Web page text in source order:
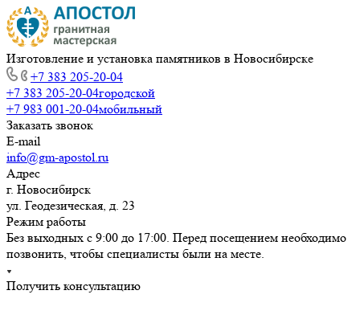
Изготовление и установка памятников в Новосибирске
+7 383 205-20-04
+7 383 205-20-04городской
+7 983 001-20-04мобильный
Заказать звонок
E-mail
info@gm-apostol.ru
Адрес
г. Новосибирск
ул. Геодезическая, д. 23
Режим работы
Без выходных с 9:00 до 17:00. Перед посещением необходимо
позвонить, чтобы специалисты были на месте.
Получить консультацию